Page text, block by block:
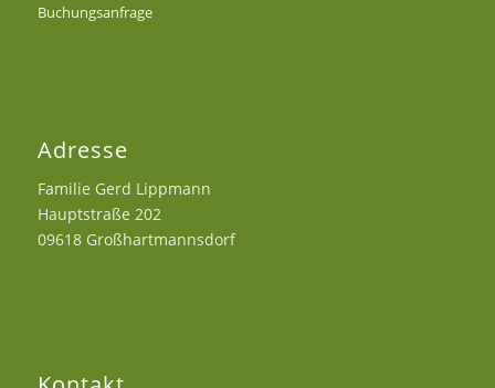
Buchungsanfrage
Adresse
Familie Gerd Lippmann
Hauptstraße 202
09618 Großhartmannsdorf